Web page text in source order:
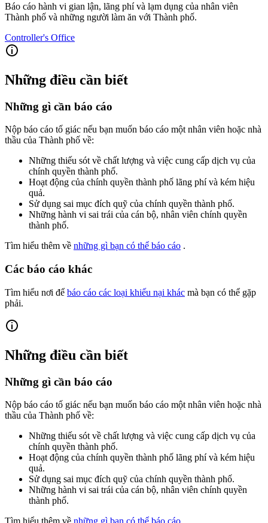
Báo cáo hành vi gian lận, lãng phí và lạm dụng của nhân viên
Thành phố và những người làm ăn với Thành phố.
Controller's Office
Những điều cần biết
Những gì cần báo cáo
Nộp báo cáo tố giác nếu bạn muốn báo cáo một nhân viên hoặc nhà
thầu của Thành phố về:
Những thiếu sót về chất lượng và việc cung cấp dịch vụ của
chính quyền thành phố.
Hoạt động của chính quyền thành phố lãng phí và kém hiệu
quả.
Sử dụng sai mục đích quỹ của chính quyền thành phố.
Những hành vi sai trái của cán bộ, nhân viên chính quyền
thành phố.
Tìm hiểu thêm về những gì bạn có thể báo cáo .
Các báo cáo khác
Tìm hiểu nơi để báo cáo các loại khiếu nại khác mà bạn có thể gặp
phải.
Những điều cần biết
Những gì cần báo cáo
Nộp báo cáo tố giác nếu bạn muốn báo cáo một nhân viên hoặc nhà
thầu của Thành phố về:
Những thiếu sót về chất lượng và việc cung cấp dịch vụ của
chính quyền thành phố.
Hoạt động của chính quyền thành phố lãng phí và kém hiệu
quả.
Sử dụng sai mục đích quỹ của chính quyền thành phố.
Những hành vi sai trái của cán bộ, nhân viên chính quyền
thành phố.